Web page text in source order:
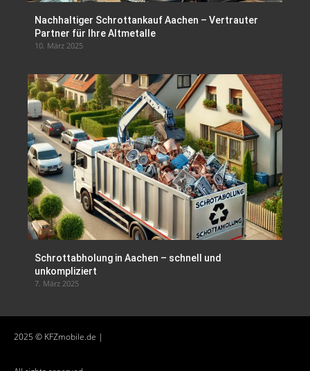
Nachhaltiger Schrottankauf Aachen – Vertrauter
Partner für Ihre Altmetalle
10. März 2025
Schrottabholung in Aachen – schnell und
unkompliziert
7. März 2025
2025 © KFZmobile.de |